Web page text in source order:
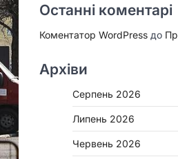
Останні коментарі
Коментатор WordPress до
Архіви
Серпень 2026
Липень 2026
Червень 2026